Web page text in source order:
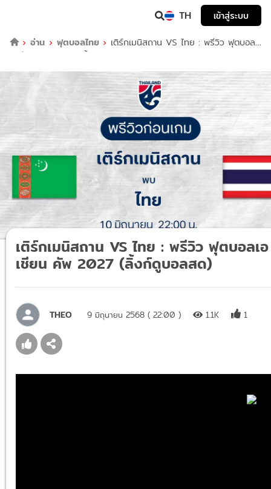
TH
เข้าสู่ระบบ
อ่าน
ฟุตบอลไทย
เติร์กเมนิสถาน VS ไทย : พรีวิว ฟุตบอล
เอเชียน คัพ 2027 (ลิ้งก์ดูบอลสด)
เติร์กเมนิสถาน VS ไทย : พรีวิว ฟุตบอลเอ
เชียน คัพ 2027 (ลิ้งก์ดูบอลสด)
THEO 9 มิถุนายน 2568 ( 22:00 ) 1.1K 1